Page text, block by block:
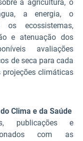
a agricultura, o
a energia, o
ecossistemas,
e atenuação dos
avaliações
de seca para cada
climáticas
Clima e da Saúde
publicações e
com as